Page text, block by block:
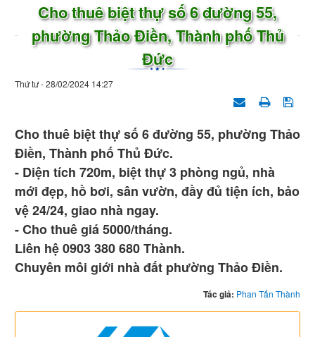
Cho thuê biệt thự số 6 đường 55,
phường Thảo Điền, Thành phố Thủ
Đức
Thứ tư - 28/02/2024 14:27
Cho thuê biệt thự số 6 đường 55, phường Thảo
Điền, Thành phố Thủ Đức.
- Diện tích 720m, biệt thự 3 phòng ngủ, nhà
mới đẹp, hồ bơi, sân vườn, đầy đủ tiện ích, bảo
vệ 24/24, giao nhà ngay.
- Cho thuê giá 5000/tháng.
Liên hệ 0903 380 680 Thành.
Chuyên môi giới nhà đất phường Thảo Điền.
Tác giả: Phan Tấn Thành